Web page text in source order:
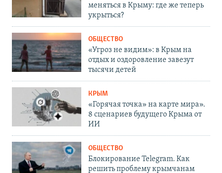
меняться в Крыму: где же теперь
укрыться?
ОБЩЕСТВО
«Угроз не видим»: в Крым на
отдых и оздоровление завезут
тысячи детей
КРЫМ
«Горячая точка» на карте мира».
8 сценариев будущего Крыма от
ИИ
ОБЩЕСТВО
Блокирование Telegram. Как
решить проблему крымчанам